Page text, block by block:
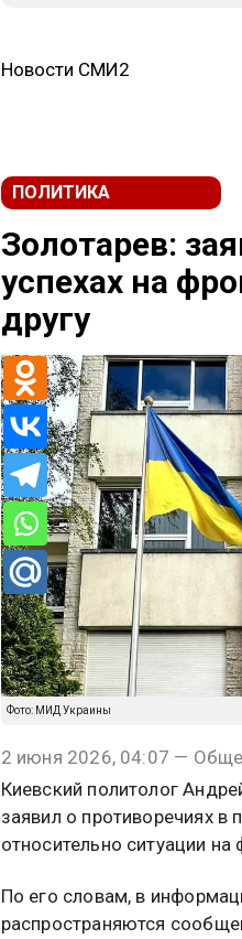
Новости СМИ2
ПОЛИТИКА
Золотарев:
успехах на
другу
Фото: МИД Украины
2 июня 2026, 04:07 —
Киевский политолог
заявил о противоречиях в
относительно ситуации на
По его словам, в
распространяются